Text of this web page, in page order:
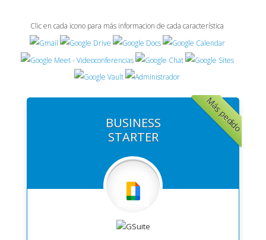
Clic en cada icono para más informacion de cada característica
Más pedido
BUSINESS
STARTER